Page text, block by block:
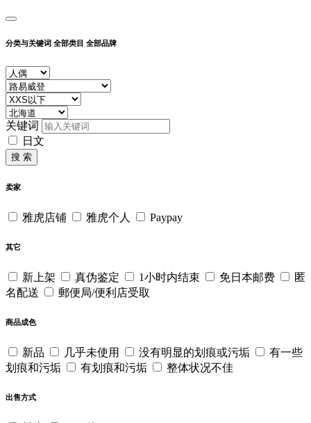
分类与关键词 全部类目 全部品牌
关键词
日文
搜 索
卖家
雅虎店铺 雅虎个人 Paypay
其它
新上架 真伪鉴定 1小时内结束 免日本邮费
匿
名配送
郵便局/便利店受取
商品成色
新品 几乎未使用 没有明显的划痕或污垢
有一些
划痕和污垢
有划痕和污垢 整体状况不佳
出售方式